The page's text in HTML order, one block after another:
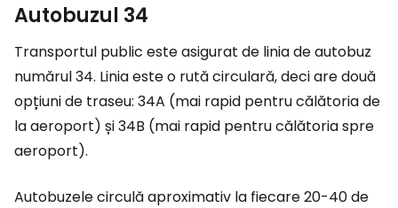
Autobuzul 34
Transportul public este asigurat de linia de autobuz
numărul 34. Linia este o rută circulară, deci are două
opțiuni de traseu: 34A (mai rapid pentru călătoria de
la aeroport) și 34B (mai rapid pentru călătoria spre
aeroport).
Autobuzele circulă aproximativ la fiecare 20-40 de